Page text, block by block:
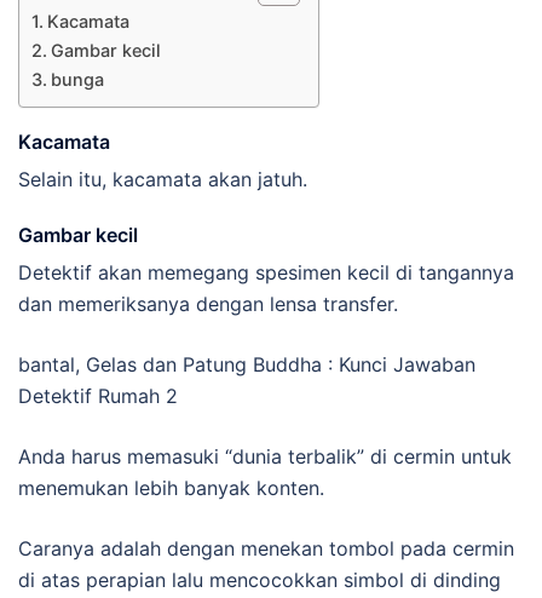
Kacamata
Gambar kecil
bunga
Kacamata
Selain itu, kacamata akan jatuh.
Gambar kecil
Detektif akan memegang spesimen kecil di tangannya
dan memeriksanya dengan lensa transfer.
bantal, Gelas dan Patung Buddha : Kunci Jawaban
Detektif Rumah 2
Anda harus memasuki “dunia terbalik” di cermin untuk
menemukan lebih banyak konten.
Caranya adalah dengan menekan tombol pada cermin
di atas perapian lalu mencocokkan simbol di dinding